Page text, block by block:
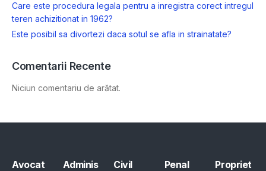
Care este procedura legala pentru a inregistra corect intregul
teren achizitionat in 1962?
Este posibil sa divortezi daca sotul se afla in strainatate?
Comentarii Recente
Niciun comentariu de arătat.
Avocat
Adminis
Civil Penal
Propriet